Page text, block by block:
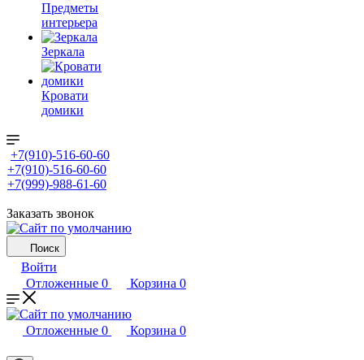
Предметы
интерьера
Зеркала
Кровати
домики
+7(910)-516-60-60
+7(910)-516-60-60
+7(999)-988-61-60
Заказать звонок
Поиск
Войти
Отложенные 0 Корзина 0
Отложенные 0 Корзина 0